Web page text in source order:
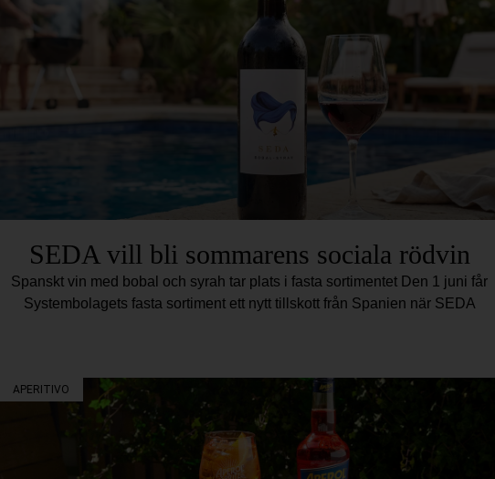
SEDA vill bli sommarens sociala rödvin
Spanskt vin med bobal och syrah tar plats i fasta sortimentet Den 1 juni får
Systembolagets fasta sortiment ett nytt tillskott från Spanien när SEDA
APERITIVO